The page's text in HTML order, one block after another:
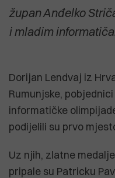
župan Anđelko
i mladim
Dorijan Lendvaj iz
Rumunjske,
informatičke
podijelili su prvo
Uz njih, zlatne
pripale su Patricku